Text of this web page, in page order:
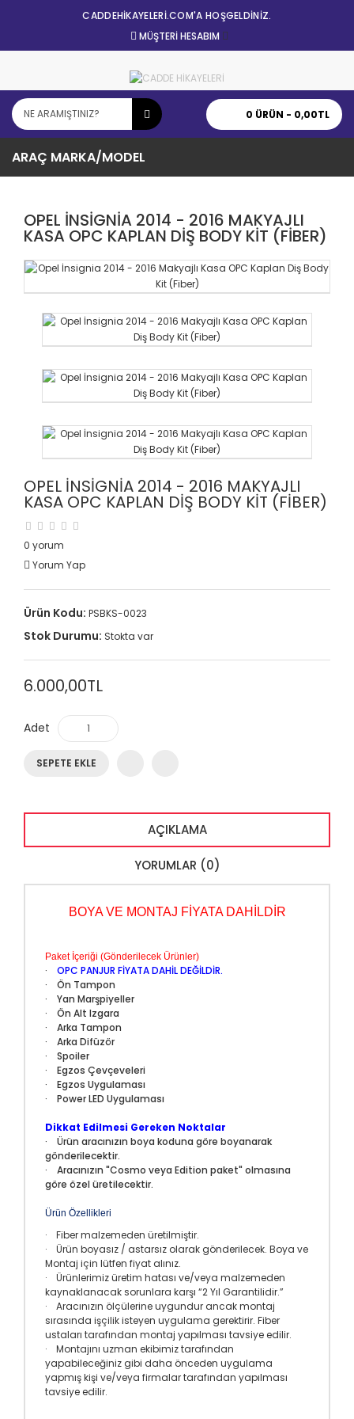
CADDEHİKAYELERİ.COM'A HOŞGELDİNİZ.
MÜŞTERI HESABIM
0 ÜRÜN - 0,00TL
ARAÇ MARKA/MODEL
OPEL İNSIGNIA 2014 - 2016 MAKYAJLI
KASA OPC KAPLAN DIŞ BODY KIT (FIBER)
OPEL İNSIGNIA 2014 - 2016 MAKYAJLI
KASA OPC KAPLAN DIŞ BODY KIT (FIBER)
0 yorum
Yorum Yap
Ürün Kodu: PSBKS-0023
Stok Durumu: Stokta var
6.000,00TL
Adet
SEPETE EKLE
AÇIKLAMA
YORUMLAR (0)
BOYA VE MONTAJ FİYATA DAHİLDİR
Paket İçeriği (Gönderilecek Ürünler)
· OPC PANJUR FİYATA DAHİL DEĞİLDİR.
· Ön Tampon
· Yan Marşpiyeller
· Ön Alt Izgara
· Arka Tampon
· Arka Difüzör
· Spoiler
· Egzos Çevçeveleri
· Egzos Uygulaması
· Power LED Uygulaması
Dikkat Edilmesi Gereken Noktalar
· Ürün aracınızın boya koduna göre boyanarak
gönderilecektir.
· Aracınızın "Cosmo veya Edition paket" olmasına
göre özel üretilecektir.
Ürün Özellikleri
· Fiber malzemeden üretilmiştir.
· Ürün boyasız / astarsız olarak gönderilecek. Boya ve
Montaj için lütfen fiyat alınız.
· Ürünlerimiz üretim hatası ve/veya malzemeden
kaynaklanacak sorunlara karşı “2 Yıl Garantilidir.”
· Aracınızın ölçülerine uygundur ancak montaj
sırasında işçilik isteyen uygulama gerektirir. Fiber
ustaları tarafından montaj yapılması tavsiye edilir.
· Montajını uzman ekibimiz tarafından
yapabileceğiniz gibi daha önceden uygulama
yapmış kişi ve/veya firmalar tarafından yapılması
tavsiye edilir.